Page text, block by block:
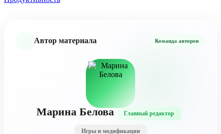
Автор материала Команда авторов
Марина Белова Главный редактор
Игры и модификации